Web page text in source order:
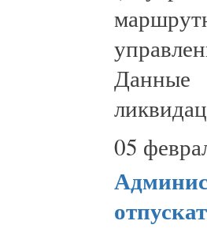
05